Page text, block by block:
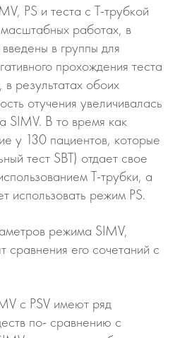
PS и теста с Т-трубкой
работах, в
в группы для
прохождения теста
результатах обоих
отучения увеличивалась
SIMV. В то время как
у 130 пациентов, которые
тест SBT) отдает свое
Т-трубки, а
использовать режим PS.
режима SIMV,
сравнения его сочетаний с
c PSV имеют ряд
по- сравнению с